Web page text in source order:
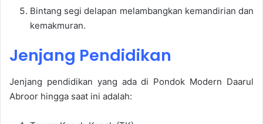
Bintang segi delapan melambangkan kemandirian dan
kemakmuran.
Jenjang Pendidikan
Jenjang pendidikan yang ada di Pondok Modern Daarul
Abroor hingga saat ini adalah: